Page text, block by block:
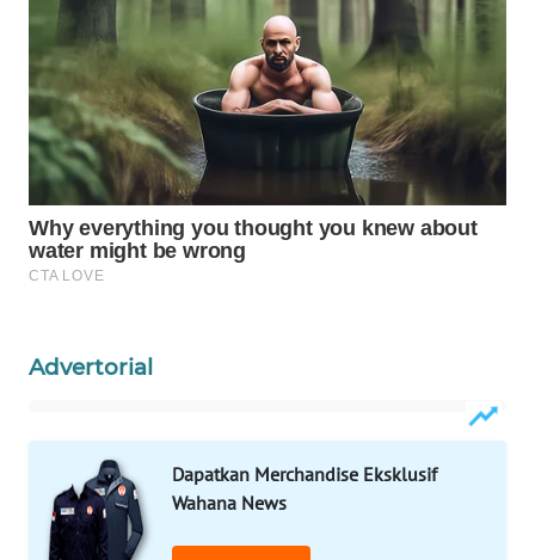
Advertorial
Dapatkan Merchandise Eksklusif
Wahana News
WAHANA
TV
WAHANANEWS
ID
WAHANANEWS
WAHANANEWS
WAHANA
UMKM
WAHANA